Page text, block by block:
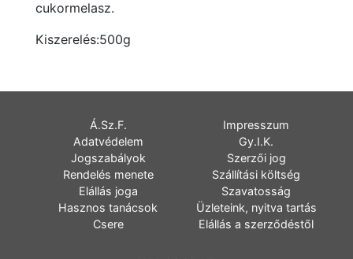
cukormelasz.
Kiszerelés:500g
Á.Sz.F.
Impresszum
Adatvédelem
Gy.I.K.
Jogszabályok
Szerzői jog
Rendelés menete
Szállítási költség
Elállás joga
Szavatosság
Hasznos tanácsok
Üzleteink, nyitva tartás
Csere
Elállás a szerződéstől